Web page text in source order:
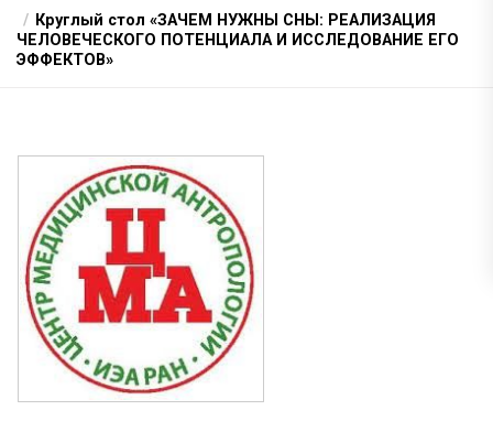
Круглый стол «ЗАЧЕМ НУЖНЫ СНЫ: РЕАЛИЗАЦИЯ
ЧЕЛОВЕЧЕСКОГО ПОТЕНЦИАЛА И ИССЛЕДОВАНИЕ ЕГО
ЭФФЕКТОВ»